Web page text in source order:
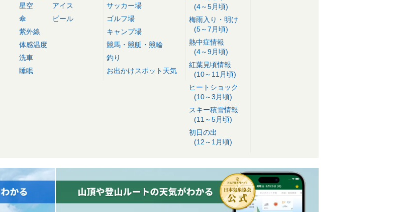
星空
傘
紫外線
体感温度
洗車
睡眠
アイス
ビール
サッカー場
ゴルフ場
キャンプ場
競馬・競艇・競輪
釣り
お出かけスポット天気
(4～5月頃)
梅雨入り・明け
(5～7月頃)
熱中症情報
(4～9月頃)
紅葉見頃情報
(10～11月頃)
ヒートショック
(10～3月頃)
スキー積雪情報
(11～5月頃)
初日の出
(12～1月頃)